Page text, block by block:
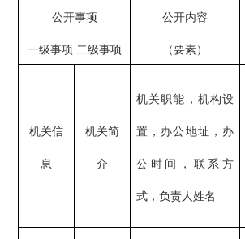
公开事项
一级事项 二级事项
公开内容
（要素）
机关信
息
机关简
介
机关职能，机构设
置，办公地址，办
公时间，联系方
式，负责人姓名